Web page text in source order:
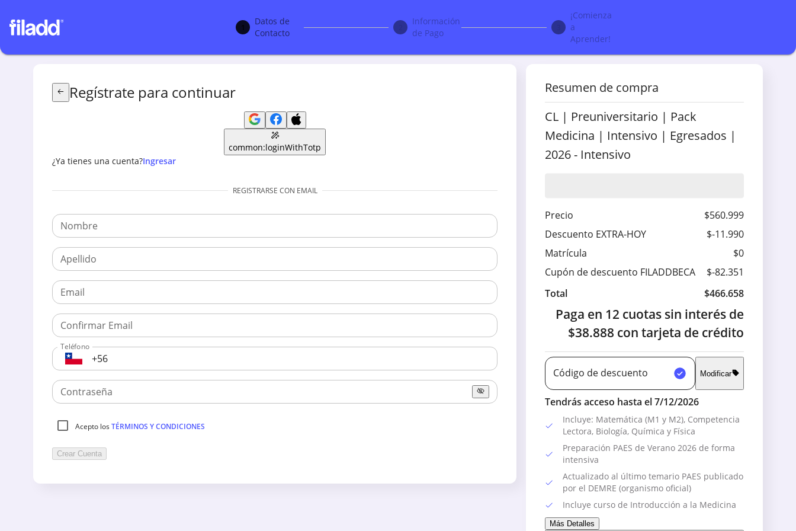
1
Datos de
Contacto
Información
de Pago
¡Comienza
a
Aprender!
Regístrate para continuar
common:loginWithTotp
¿Ya tienes una cuenta?Ingresar
REGISTRARSE CON EMAIL
Nombre
Apellido
Email
Confirmar Email
Teléfono
CL
Contraseña
Acepto losTÉRMINOS Y CONDICIONES
Crear Cuenta
Resumen de compra
CL | Preuniversitario | Pack
Medicina | Intensivo | Egresados |
2026- Intensivo
Precio
$560.999
Descuento EXTRA-HOY
$-11.990
Matrícula
$0
Cupón de descuento FILADDBECA
$-82.351
Total
$466.658
Paga en 12 cuotas sin interés de
$38.888 con tarjeta de crédito
Código de descuento Modificar
Tendrás acceso hasta el 7/12/2026
Incluye: Matemática (M1 y M2), Competencia
Lectora, Biología, Química y Física
Preparación PAES de Verano 2026 de forma
intensiva
Actualizado al último temario PAES publicado
por el DEMRE (organismo oficial)
Incluye curso de Introducción a la Medicina
Más Detalles